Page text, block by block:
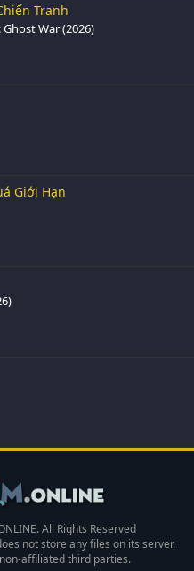
Tranh
Ghost War (2026)
Giới Hạn
All Rights Reserved
not store any files on its server.
affiliated third parties.